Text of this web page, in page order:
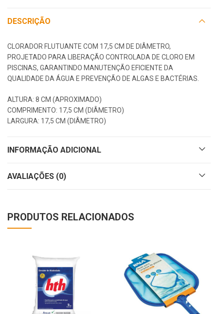
DESCRIÇÃO
CLORADOR FLUTUANTE COM 17,5 CM DE DIÂMETRO,
PROJETADO PARA LIBERAÇÃO CONTROLADA DE CLORO EM
PISCINAS, GARANTINDO MANUTENÇÃO EFICIENTE DA
QUALIDADE DA ÁGUA E PREVENÇÃO DE ALGAS E BACTÉRIAS.
ALTURA: 8 CM (APROXIMADO)
COMPRIMENTO: 17,5 CM (DIÂMETRO)
LARGURA: 17,5 CM (DIÂMETRO)
INFORMAÇÃO ADICIONAL
AVALIAÇÕES (0)
PRODUTOS RELACIONADOS